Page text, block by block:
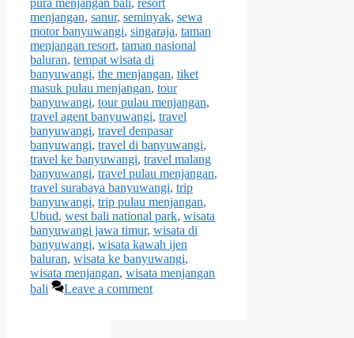
menjangan, sanur, seminyak, sewa
motor banyuwangi, singaraja, taman
menjangan resort, taman nasional
baluran, tempat wisata di
banyuwangi, the menjangan, tiket
masuk pulau menjangan, tour
banyuwangi, tour pulau menjangan,
travel agent banyuwangi, travel
banyuwangi, travel denpasar
banyuwangi, travel di banyuwangi,
travel ke banyuwangi, travel malang
banyuwangi, travel pulau menjangan,
travel surabaya banyuwangi, trip
banyuwangi, trip pulau menjangan,
Ubud, west bali national park, wisata
banyuwangi jawa timur, wisata di
banyuwangi, wisata kawah ijen
baluran, wisata ke banyuwangi,
wisata menjangan, wisata menjangan
bali
Leave a comment